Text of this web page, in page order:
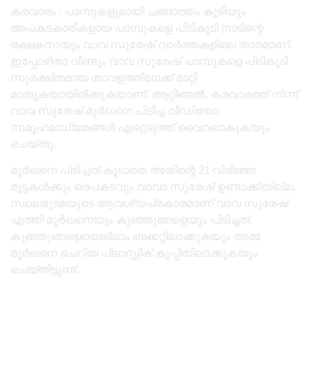
കരവാരം : പാമ്പുകളുമായി ചങ്ങാത്തം കൂടിയും
അപകടകാരികളായ പാമ്പുകളെ പിടികൂടി നാടിന്റെ
രക്ഷകനായും വാവ സുരേഷ് വാര്‍ത്തകളിലെ താരമാണ്.
ഇപ്പോഴിതാ വീണ്ടും വാവ സുരേഷ് പാമ്പുകളെ പിടികൂടി
സുരക്ഷിതമായ താവളത്തിലേക്ക് മാറ്റി
മാതൃകയായിരിക്കുകയാണ്. ആറ്റിങ്ങൽ, കരവാരത്ത് നിന്ന്
വാവ സുരേഷ് മൂര്‍ഖനെ പിടിച്ച വീഡിയോ
സമൂഹമാധ്യമങ്ങള്‍ ഏറ്റെടുത്ത് വൈറലാകുകയും
ചെയ്തു.
മൂര്‍ഖനെ പിടിച്ചത് കൂടാതെ അതിന്റെ 21 വിരിഞ്ഞ
മുട്ടകള്‍ക്കും ഒരപകടവും വാവാ സുരേഷ് ഉണ്ടാക്കിയില്ല.
സ്ഥലമുടമയുടെ ആവശ്യപ്രകാരമാണ് വാവ സുരേഷ്
എത്തി മൂര്‍ഖനെയും കുഞ്ഞുങ്ങളെയും പിടിച്ചത്.
കുഞ്ഞുങ്ങളെയെല്ലാം ബക്കറ്റിലാക്കുകയും അമ്മ
മൂര്‍ഖനെ ചെറിയ പ്ലാസ്റ്റിക് കുപ്പിയിലാക്കുകയും
ചെയ്തിട്ടുണ്ട്.